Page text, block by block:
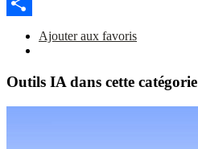
PartagerAjouter aux favoris
Outils IA dans cette catégorie